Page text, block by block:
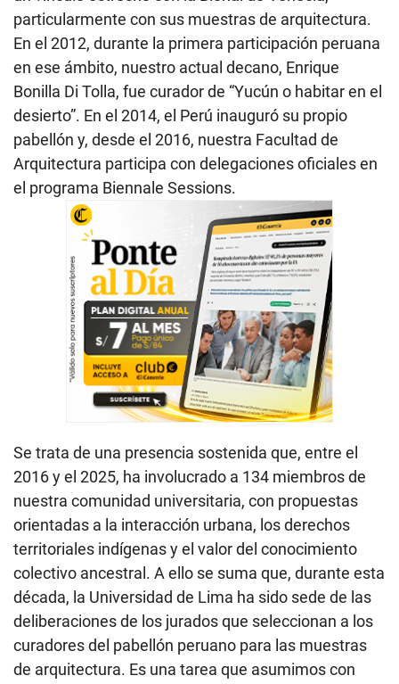
particularmente con sus muestras de arquitectura.
En el 2012, durante la primera participación peruana
en ese ámbito, nuestro actual decano, Enrique
Bonilla Di Tolla, fue curador de “Yucún o habitar en el
desierto”. En el 2014, el Perú inauguró su propio
pabellón y, desde el 2016, nuestra Facultad de
Arquitectura participa con delegaciones oficiales en
el programa Biennale Sessions.
Se trata de una presencia sostenida que, entre el
2016 y el 2025, ha involucrado a 134 miembros de
nuestra comunidad universitaria, con propuestas
orientadas a la interacción urbana, los derechos
territoriales indígenas y el valor del conocimiento
colectivo ancestral. A ello se suma que, durante esta
década, la Universidad de Lima ha sido sede de las
deliberaciones de los jurados que seleccionan a los
curadores del pabellón peruano para las muestras
de arquitectura. Es una tarea que asumimos con